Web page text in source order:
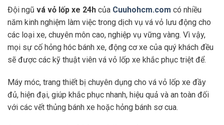
Đội ngũ vá vỏ lốp xe 24h của Cuuhohcm.com có nhiều
năm kinh nghiệm làm việc trong dịch vụ vá vỏ lưu động cho
các loại xe, chuyên môn cao, nghiệp vụ vững vàng. Vì vậy,
mọi sự cố hỏng hóc bánh xe, động cơ xe của quý khách đều
sẽ được các kỹ thuật viên vá vỏ lốp xe khắc phục triệt để.
Máy móc, trang thiết bị chuyên dụng cho vá vỏ lốp xe đầy
đủ, hiện đại, giúp khắc phục nhanh, hiệu quả và an toàn đối
với các vết thủng bánh xe hoặc hỏng bánh sơ cua.